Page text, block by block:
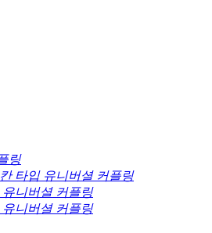
링
타입 유니버셜 커플링
유니버셜 커플링
유니버셜 커플링